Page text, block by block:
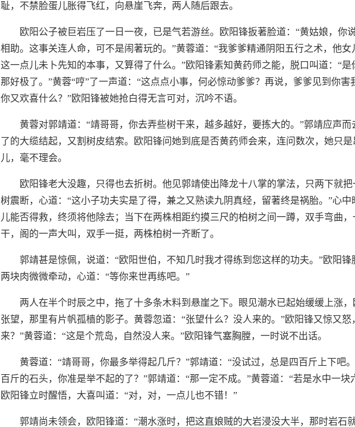
耻，不禁脸蛋儿胀得飞红，向悬崖飞奔，两人随后跟去。
欧阳公子被巨岩压了一日一夜，已是气若游丝。欧阳锋扳著脸道：“黄姑娘，你
相助。这事关连人命，可不是闹著玩的。”黄蓉道：“我爹爹精通阴阳五行之术，他女
这一点儿未卜先知的本事，又算得了什么。”欧阳锋素知黄药师之能，脱口叫道：“是
那好极了。”黄蓉“哼”了一声道：“这点点小事，何必惊动爹爹？再说，爹爹见到你害
你又欢喜什么？”欧阳锋被她抢白得无言可对，沉吟不语。
黄蓉对郭靖道：“靖哥哥，你去弄些树干来，越多越好，要拣大的。”郭靖应声
了的大缆结起，又割树皮结索。欧阳锋问她到底是否黄药师会来，连问数次，她只
儿，毫不理会。
欧阳锋老大没趣，只得也去折树。他见郭靖使出降龙十八掌的掌法，只两下就
树震断，心道：“这小子功夫实是了得，兼之又熟读九阴真经，留著终是祸胎。”心中
儿能否得救，终须将他除去；当下在两株相距约摸三尺的柏树之间一蹲，双手弯曲
干，阁的一声大叫，双手一挺，两株柏树一齐断了。
郭靖甚是惊佩，说道：“欧阳世伯，不知几时我才得练到您这样的功夫。”欧阳锋
两块肉微微牵动，心道：“等你来世再练吧。”
两人在半个时辰之中，拖了十多条木料到悬崖之下。眼见潮水已起始缓缓上涨
张望，那里有片帆孤樯的影子。黄蓉忽道：“张望什么？没人来的。”欧阳锋又惊又怒
来？”黄蓉道：“这是个荒岛，自然没人来。”欧阳锋气塞胸膛，一时说不出话。
黄蓉道：“靖哥哥，你最多举得起几斤？”郭靖道：“没试过，总是四百斤上下吧
百斤的石头，你准是举不起的了？”郭靖道：“那一定不成。”黄蓉道：“若是水中一块
欧阳锋立时醒悟，大喜叫道：“对，对，一点儿也不错！”
郭靖尚未领会，欧阳锋道：“潮水涨时，把这直娘贼的大岩浸没大半，那时岩石